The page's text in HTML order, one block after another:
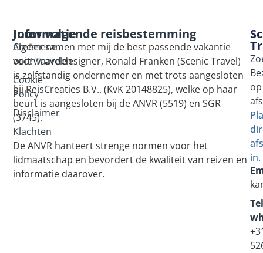
op
in.
Informatie
Algemene
voorwaarden
Cookie
Policy
Disclaimer
Klachten
Jouw volgende reisbestemming
Creëer samen met mij de best passende vakantie
ooit! Traveldesigner, Ronald Franken (Scenic Travel)
is zelfstandig ondernemer en met trots aangesloten
bij ReisCreaties B.V.. (KvK 20148825), welke op haar
beurt is aangesloten bij de ANVR (5519) en SGR
(3745).
De ANVR hanteert strenge normen voor het
lidmaatschap en bevordert de kwaliteit van reizen en
informatie daarover.